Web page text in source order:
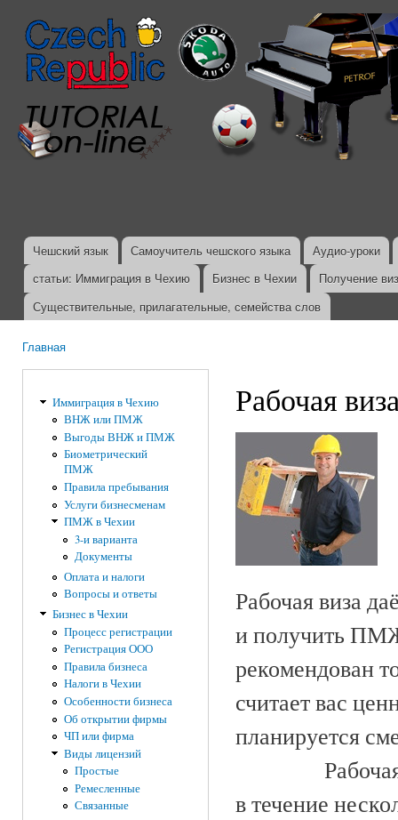
Главное меню
Чешский язык Самоучитель чешского языка
Аудио-уроки
статьи: Иммиграция в Чехию
Бизнес в Чехии
Получение
Существительные, прилагательные, семейства слов
Главная
Иммиграция в Чехию
ВНЖ или ПМЖ
Выгоды ВНЖ и ПМЖ
Биометрический
ПМЖ
Правила пребывания
Услуги бизнесменам
ПМЖ в Чехии
3-и варианта
Документы
Оплата и налоги
Вопросы и ответы
Бизнес в Чехии
Процесс регистрации
Регистрация ООО
Правила бизнеса
Налоги в Чехии
Особенности бизнеса
Об открытии фирмы
ЧП или фирма
Виды лицензий
Простые
Ремесленные
Связанные
Рабочая
Рабочая виза
и получить
рекомендован
считает вас
планируется
в течение